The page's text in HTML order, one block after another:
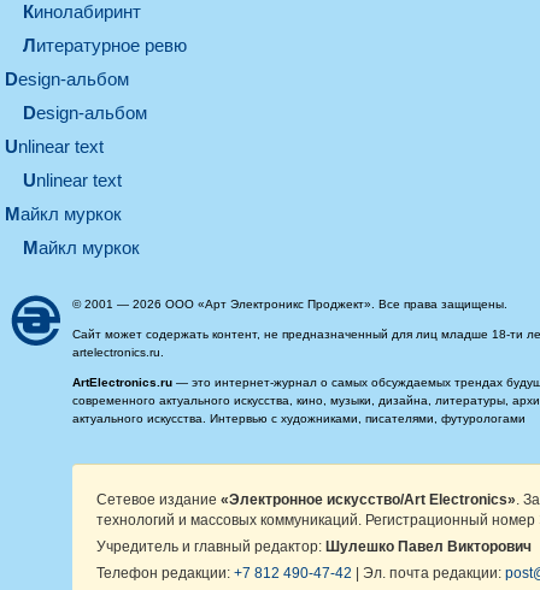
кинолабиринт
литературное ревю
design-альбом
design-альбом
unlinear text
Unlinear text
майкл муркок
майкл муркок
© 2001 — 2026 ООО «Арт Электроникс Проджект». Все права защищены.
Сайт может содержать контент, не предназначенный для лиц младше 18-ти
artelectronics.ru.
ArtElectronics.ru — это интернет-журнал о самых обсуждаемых трендах
современного актуального искусства, кино, музыки, дизайна, литературы,
актуального искусства. Интервью с художниками, писателями, футурологами
Сетевое издание «Электронное искусство/Art Electronics» .
технологий и массовых коммуникаций. Регистрационный
Учредитель и главный редактор: Шулешко Павел Викторович
Телефон редакции: +7 812 490-47-42 | Эл. почта редакции: